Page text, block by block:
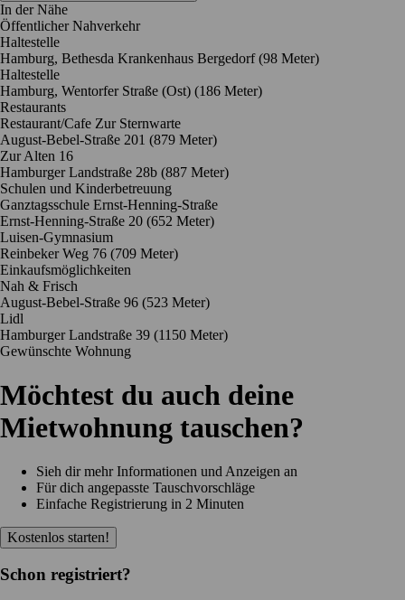
In der Nähe
Öffentlicher Nahverkehr
Haltestelle
Hamburg, Bethesda Krankenhaus Bergedorf (98 Meter)
Haltestelle
Hamburg, Wentorfer Straße (Ost) (186 Meter)
Restaurants
Restaurant/Cafe Zur Sternwarte
August-Bebel-Straße 201 (879 Meter)
Zur Alten 16
Hamburger Landstraße 28b (887 Meter)
Schulen und Kinderbetreuung
Ganztagsschule Ernst-Henning-Straße
Ernst-Henning-Straße 20 (652 Meter)
Luisen-Gymnasium
Reinbeker Weg 76 (709 Meter)
Einkaufsmöglichkeiten
Nah & Frisch
August-Bebel-Straße 96 (523 Meter)
Lidl
Hamburger Landstraße 39 (1150 Meter)
Gewünschte Wohnung
Möchtest du auch deine
Mietwohnung tauschen?
Sieh dir mehr Informationen und Anzeigen an
Für dich angepasste Tauschvorschläge
Einfache Registrierung in 2 Minuten
Kostenlos starten!
Schon registriert?